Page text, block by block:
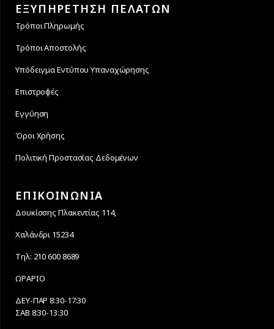
ΕΞΥΠΗΡΕΤΗΣΗ ΠΕΛΑΤΩΝ
Τρόποι Πληρωμής
Τρόποι Αποστολής
Υπόδειγμα Εντύπου Υπαναχώρησης
Επιστροφές
Εγγύηση
Όροι Χρήσης
Πολιτική Προστασίας Δεδομένων
ΕΠΙΚΟΙΝΩΝΙΑ
Δουκίσσης Πλακεντίας 114,
Χαλάνδρι 15234
Τηλ: 210 600 8689
ΩΡΑΡΙΟ
ΔΕΥ-ΠΑΡ 8:30-17:30
ΣΑΒ 8:30-13:30